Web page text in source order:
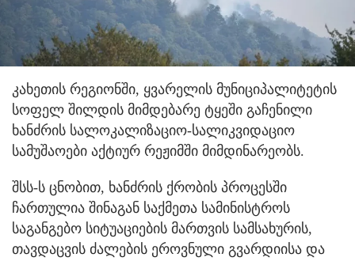
კახეთის რეგიონში, ყვარელის მუნიციპალიტეტის
სოფელ შილდის მიმდებარე ტყეში გაჩენილი
ხანძრის სალოკალიზაციო-სალიკვიდაციო
სამუშაოები აქტიურ რეჟიმში მიმდინარეობს.
შსს-ს ცნობით, ხანძრის ქრობის პროცესში
ჩართულია შინაგან საქმეთა სამინისტროს
საგანგებო სიტუაციების მართვის სამსახურის,
თავდაცვის ძალების ეროვნული გვარდიისა და